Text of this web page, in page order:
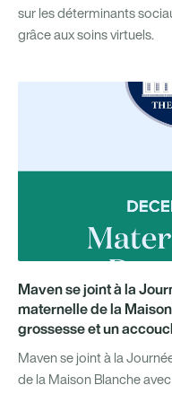
sur les déterminants
grâce aux soins virtuels.
Maven se joint à la
maternelle de la
grossesse et un
Maven se joint à la
de la Maison Blanche